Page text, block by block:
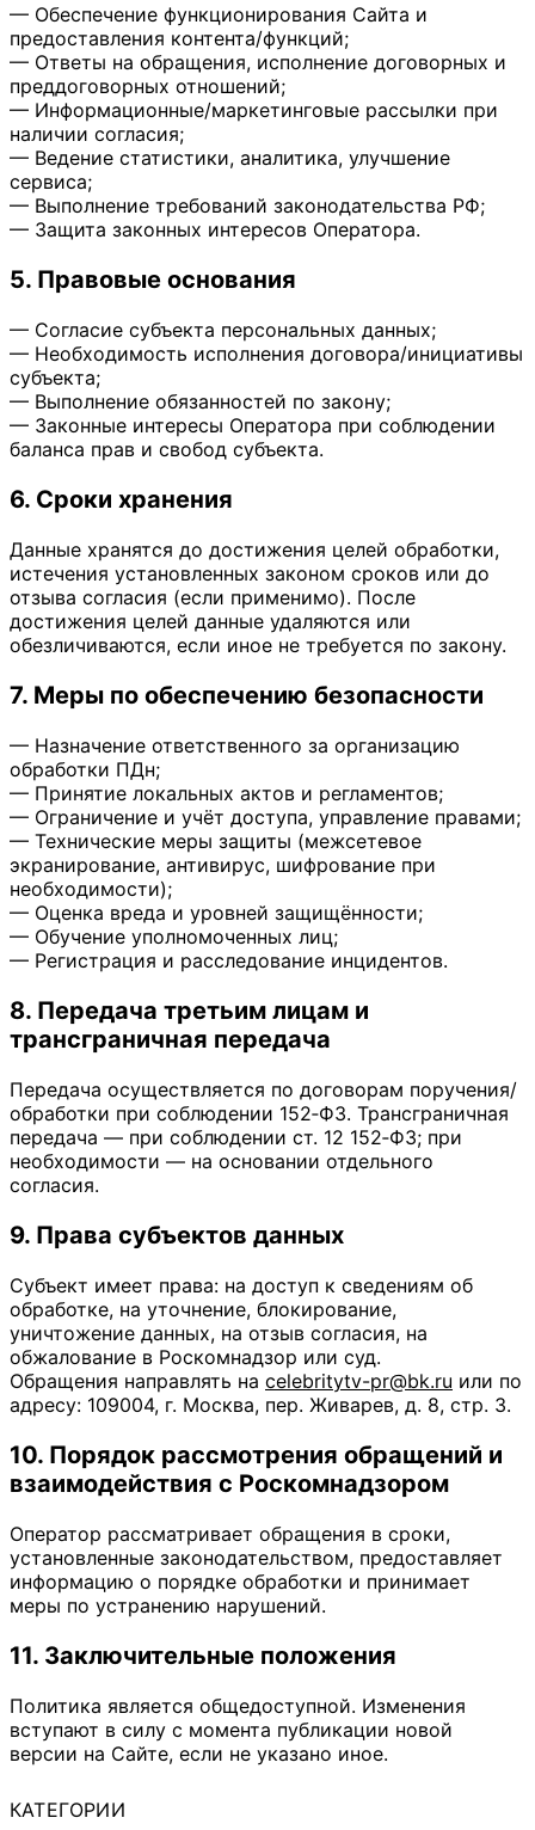
— Обеспечение функционирования Сайта и
предоставления контента/функций;
— Ответы на обращения, исполнение договорных и
преддоговорных отношений;
— Информационные/маркетинговые рассылки при
наличии согласия;
— Ведение статистики, аналитика, улучшение
сервиса;
— Выполнение требований законодательства РФ;
— Защита законных интересов Оператора.
5. Правовые основания
— Согласие субъекта персональных данных;
— Необходимость исполнения договора/инициативы
субъекта;
— Выполнение обязанностей по закону;
— Законные интересы Оператора при соблюдении
баланса прав и свобод субъекта.
6. Сроки хранения
Данные хранятся до достижения целей обработки,
истечения установленных законом сроков или до
отзыва согласия (если применимо). После
достижения целей данные удаляются или
обезличиваются, если иное не требуется по закону.
7. Меры по обеспечению безопасности
— Назначение ответственного за организацию
обработки ПДн;
— Принятие локальных актов и регламентов;
— Ограничение и учёт доступа, управление правами;
— Технические меры защиты (межсетевое
экранирование, антивирус, шифрование при
необходимости);
— Оценка вреда и уровней защищённости;
— Обучение уполномоченных лиц;
— Регистрация и расследование инцидентов.
8. Передача третьим лицам и
трансграничная передача
Передача осуществляется по договорам поручения/
обработки при соблюдении 152‑ФЗ. Трансграничная
передача — при соблюдении ст. 12 152‑ФЗ; при
необходимости — на основании отдельного
согласия.
9. Права субъектов данных
Субъект имеет права: на доступ к сведениям об
обработке, на уточнение, блокирование,
уничтожение данных, на отзыв согласия, на
обжалование в Роскомнадзор или суд.
Обращения направлять на celebritytv-pr@bk.ru или по
адресу: 109004, г. Москва, пер. Живарев, д. 8, стр. 3.
10. Порядок рассмотрения обращений и
взаимодействия с Роскомнадзором
Оператор рассматривает обращения в сроки,
установленные законодательством, предоставляет
информацию о порядке обработки и принимает
меры по устранению нарушений.
11. Заключительные положения
Политика является общедоступной. Изменения
вступают в силу с момента публикации новой
версии на Сайте, если не указано иное.
КАТЕГОРИИ